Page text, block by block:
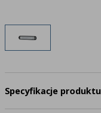
Kontakt
AgraLED Blog
Specyfikacje produktu